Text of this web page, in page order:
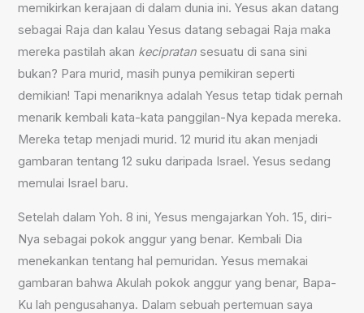
memikirkan kerajaan di dalam dunia ini. Yesus akan datang
sebagai Raja dan kalau Yesus datang sebagai Raja maka
mereka pastilah akan kecipratan sesuatu di sana sini
bukan? Para murid, masih punya pemikiran seperti
demikian! Tapi menariknya adalah Yesus tetap tidak pernah
menarik kembali kata-kata panggilan-Nya kepada mereka.
Mereka tetap menjadi murid. 12 murid itu akan menjadi
gambaran tentang 12 suku daripada Israel. Yesus sedang
memulai Israel baru.
Setelah dalam Yoh. 8 ini, Yesus mengajarkan Yoh. 15, diri-
Nya sebagai pokok anggur yang benar. Kembali Dia
menekankan tentang hal pemuridan. Yesus memakai
gambaran bahwa Akulah pokok anggur yang benar, Bapa-
Ku lah pengusahanya. Dalam sebuah pertemuan saya